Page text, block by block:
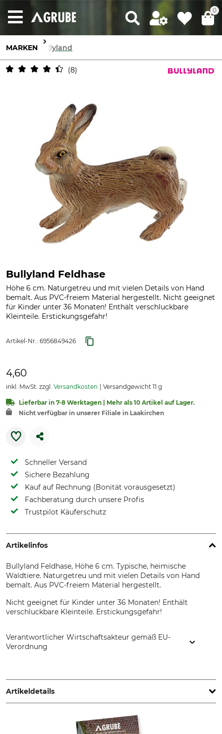
0
MARKEN Bullyland
8
Bullyland Feldhase
Höhe 6 cm. Naturgetreu und mit vielen Details von Hand
bemalt. Aus PVC-freiem Material hergestellt. Nicht geeignet
für Kinder unter 36 Monaten! Enthält verschluckbare
Kleinteile. Erstickungsgefahr!
Artikel-Nr.: 6956849426
4,60
inkl. MwSt. zzgl. Versandkosten Versandgewicht 11 g
Lieferbar in 7-8 Werktagen | Mehr als 10 Artikel auf Lager.
Nicht verfügbar in unserer Filiale in Laakirchen
Schneller Versand
Sichere Bezahlung
Kauf auf Rechnung (Bonität vorausgesetzt)
Fachberatung durch unsere Profis
Trustpilot Käuferschutz
Artikelinfos
Bullyland Feldhase, Höhe 6 cm. Typische, heimische
Waldtiere. Naturgetreu und mit vielen Details von Hand
bemalt. Aus PVC-freiem Material hergestellt.
Nicht geeignet für Kinder unter 36 Monaten! Enthält
verschluckbare Kleinteile. Erstickungsgefahr!
Verantwortlicher Wirtschaftsakteur gemäß EU-
Verordnung
www.bullyland.de
Artikeldetails
Produkttyp
Spielfigur